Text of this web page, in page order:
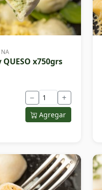
QUESO x750grs
− +
Agregar